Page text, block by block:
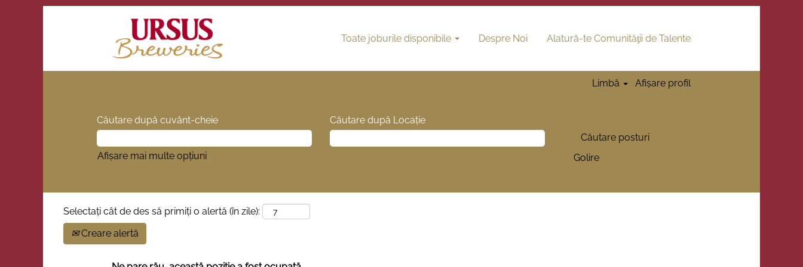
Toate joburile disponibile Despre Noi Alatură-te Comunităƫii de Talente
Limbă Afișare profil
Căutare după cuvânt-cheie Căutare după Locație
Afișare mai multe opțiuni Golire
Selectați cât de des să primiți o alertă (în zile):
Creare alertă